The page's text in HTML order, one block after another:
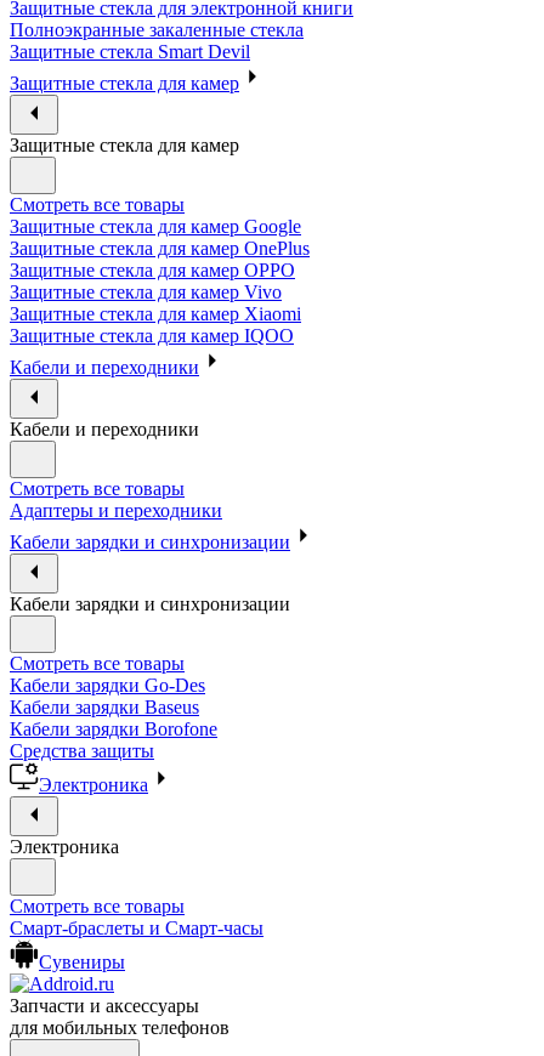
Защитные стекла для электронной книги
Полноэкранные закаленные стекла
Защитные стекла Smart Devil
Защитные стекла для камер
Защитные стекла для камер
Смотреть все товары
Защитные стекла для камер Google
Защитные стекла для камер OnePlus
Защитные стекла для камер OPPO
Защитные стекла для камер Vivo
Защитные стекла для камер Xiaomi
Защитные стекла для камер IQOO
Кабели и переходники
Кабели и переходники
Смотреть все товары
Адаптеры и переходники
Кабели зарядки и синхронизации
Кабели зарядки и синхронизации
Смотреть все товары
Кабели зарядки Go-Des
Кабели зарядки Baseus
Кабели зарядки Borofone
Средства защиты
Электроника
Электроника
Смотреть все товары
Смарт-браслеты и Смарт-часы
Сувениры
Запчасти и аксессуары
для мобильных телефонов